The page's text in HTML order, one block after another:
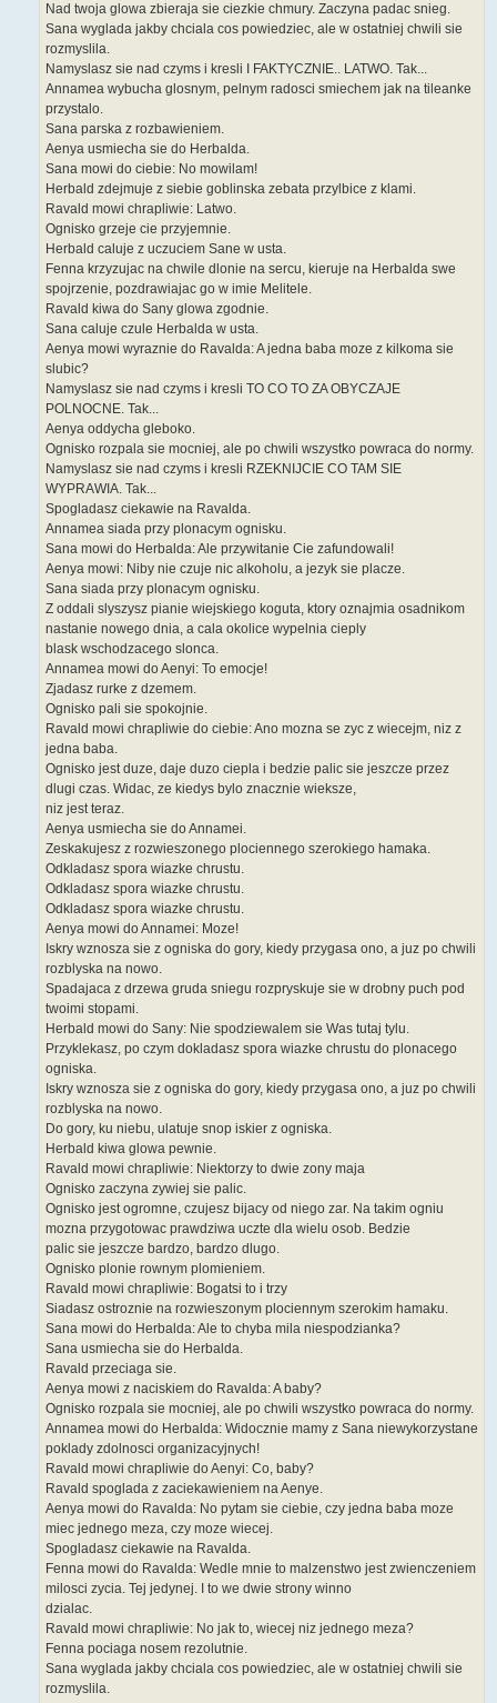
Nad twoja glowa zbieraja sie ciezkie chmury. Zaczyna padac snieg.
Sana wyglada jakby chciala cos powiedziec, ale w ostatniej chwili sie
rozmyslila.
Namyslasz sie nad czyms i kresli I FAKTYCZNIE.. LATWO. Tak...
Annamea wybucha glosnym, pelnym radosci smiechem jak na tileanke
przystalo.
Sana parska z rozbawieniem.
Aenya usmiecha sie do Herbalda.
Sana mowi do ciebie: No mowilam!
Herbald zdejmuje z siebie goblinska zebata przylbice z klami.
Ravald mowi chrapliwie: Latwo.
Ognisko grzeje cie przyjemnie.
Herbald caluje z uczuciem Sane w usta.
Fenna krzyzujac na chwile dlonie na sercu, kieruje na Herbalda swe
spojrzenie, pozdrawiajac go w imie Melitele.
Ravald kiwa do Sany glowa zgodnie.
Sana caluje czule Herbalda w usta.
Aenya mowi wyraznie do Ravalda: A jedna baba moze z kilkoma sie
slubic?
Namyslasz sie nad czyms i kresli TO CO TO ZA OBYCZAJE
POLNOCNE. Tak...
Aenya oddycha gleboko.
Ognisko rozpala sie mocniej, ale po chwili wszystko powraca do normy.
Namyslasz sie nad czyms i kresli RZEKNIJCIE CO TAM SIE
WYPRAWIA. Tak...
Spogladasz ciekawie na Ravalda.
Annamea siada przy plonacym ognisku.
Sana mowi do Herbalda: Ale przywitanie Cie zafundowali!
Aenya mowi: Niby nie czuje nic alkoholu, a jezyk sie placze.
Sana siada przy plonacym ognisku.
Z oddali slyszysz pianie wiejskiego koguta, ktory oznajmia osadnikom
nastanie nowego dnia, a cala okolice wypelnia cieply
blask wschodzacego slonca.
Annamea mowi do Aenyi: To emocje!
Zjadasz rurke z dzemem.
Ognisko pali sie spokojnie.
Ravald mowi chrapliwie do ciebie: Ano mozna se zyc z wiecejm, niz z
jedna baba.
Ognisko jest duze, daje duzo ciepla i bedzie palic sie jeszcze przez
dlugi czas. Widac, ze kiedys bylo znacznie wieksze,
niz jest teraz.
Aenya usmiecha sie do Annamei.
Zeskakujesz z rozwieszonego plociennego szerokiego hamaka.
Odkladasz spora wiazke chrustu.
Odkladasz spora wiazke chrustu.
Odkladasz spora wiazke chrustu.
Aenya mowi do Annamei: Moze!
Iskry wznosza sie z ogniska do gory, kiedy przygasa ono, a juz po chwili
rozblyska na nowo.
Spadajaca z drzewa gruda sniegu rozpryskuje sie w drobny puch pod
twoimi stopami.
Herbald mowi do Sany: Nie spodziewalem sie Was tutaj tylu.
Przyklekasz, po czym dokladasz spora wiazke chrustu do plonacego
ogniska.
Iskry wznosza sie z ogniska do gory, kiedy przygasa ono, a juz po chwili
rozblyska na nowo.
Do gory, ku niebu, ulatuje snop iskier z ogniska.
Herbald kiwa glowa pewnie.
Ravald mowi chrapliwie: Niektorzy to dwie zony maja
Ognisko zaczyna zywiej sie palic.
Ognisko jest ogromne, czujesz bijacy od niego zar. Na takim ogniu
mozna przygotowac prawdziwa uczte dla wielu osob. Bedzie
palic sie jeszcze bardzo, bardzo dlugo.
Ognisko plonie rownym plomieniem.
Ravald mowi chrapliwie: Bogatsi to i trzy
Siadasz ostroznie na rozwieszonym plociennym szerokim hamaku.
Sana mowi do Herbalda: Ale to chyba mila niespodzianka?
Sana usmiecha sie do Herbalda.
Ravald przeciaga sie.
Aenya mowi z naciskiem do Ravalda: A baby?
Ognisko rozpala sie mocniej, ale po chwili wszystko powraca do normy.
Annamea mowi do Herbalda: Widocznie mamy z Sana niewykorzystane
poklady zdolnosci organizacyjnych!
Ravald mowi chrapliwie do Aenyi: Co, baby?
Ravald spoglada z zaciekawieniem na Aenye.
Aenya mowi do Ravalda: No pytam sie ciebie, czy jedna baba moze
miec jednego meza, czy moze wiecej.
Spogladasz ciekawie na Ravalda.
Fenna mowi do Ravalda: Wedle mnie to malzenstwo jest zwienczeniem
milosci zycia. Tej jedynej. I to we dwie strony winno
dzialac.
Ravald mowi chrapliwie: No jak to, wiecej niz jednego meza?
Fenna pociaga nosem rezolutnie.
Sana wyglada jakby chciala cos powiedziec, ale w ostatniej chwili sie
rozmyslila.